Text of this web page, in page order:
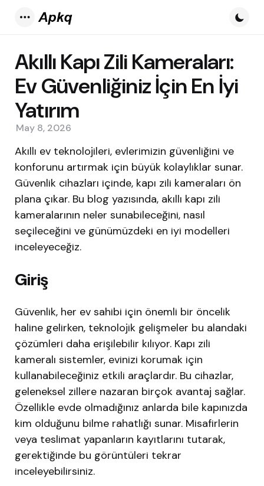
Akıllı Kapı Zili Kameraları:
Ev Güvenliğiniz İçin En İyi
Yatırım
May 8, 2026
Akıllı ev teknolojileri, evlerimizin güvenliğini ve
konforunu artırmak için büyük kolaylıklar sunar.
Güvenlik cihazları içinde, kapı zili kameraları ön
plana çıkar. Bu blog yazısında, akıllı kapı zili
kameralarının neler sunabileceğini, nasıl
seçileceğini ve günümüzdeki en iyi modelleri
inceleyeceğiz.
Giriş
Güvenlik, her ev sahibi için önemli bir öncelik
haline gelirken, teknolojik gelişmeler bu alandaki
çözümleri daha erişilebilir kılıyor. Kapı zili
kameralı sistemler, evinizi korumak için
kullanabileceğiniz etkili araçlardır. Bu cihazlar,
geleneksel zillere nazaran birçok avantaj sağlar.
Özellikle evde olmadığınız anlarda bile kapınızda
kim olduğunu bilme rahatlığı sunar. Misafirlerin
veya teslimat yapanların kayıtlarını tutarak,
gerektiğinde bu görüntüleri tekrar
inceleyebilirsiniz.